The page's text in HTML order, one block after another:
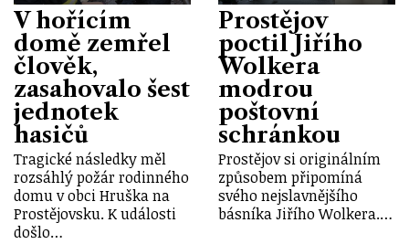
V hořícím
domě zemřel
člověk,
zasahovalo šest
jednotek
hasičů
Tragické následky měl
rozsáhlý požár rodinného
domu v obci Hruška na
Prostějovsku. K události
došlo…
Prostějov
poctil Jiřího
Wolkera
modrou
poštovní
schránkou
Prostějov si originálním
způsobem připomíná
svého nejslavnějšího
básníka Jiřího Wolkera.…